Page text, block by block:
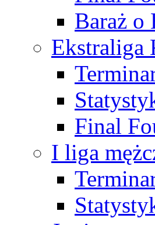
Baraż o
Ekstraliga
Final
I liga